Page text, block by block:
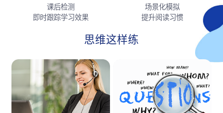
课后检测
即时跟踪学习效果
场景化模拟
提升阅读习惯
思维这样练